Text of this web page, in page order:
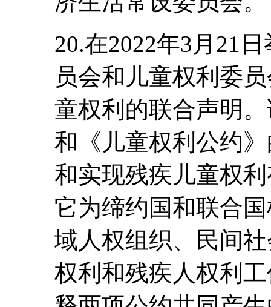
20.在2022年3月21
员会和儿童权利委
童权利的联合声明
和《儿童权利公约
和实现残疾儿童权
它为缔约国和联合
域人权组织、民间
权利和残疾人权利